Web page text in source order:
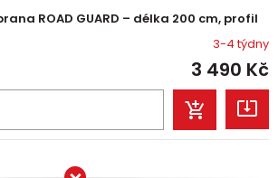
ROAD GUARD – délka 200 cm, profil
3-4 týdny
3 490 Kč